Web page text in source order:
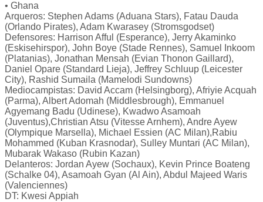
• Ghana
Arqueros: Stephen Adams (Aduana Stars), Fatau Dauda
(Orlando Pirates), Adam Kwarasey (Stromsgodset)
Defensores: Harrison Afful (Esperance), Jerry Akaminko
(Eskisehirspor), John Boye (Stade Rennes), Samuel Inkoom
(Platanias), Jonathan Mensah (Evian Thonon Gaillard),
Daniel Opare (Standard Lieja), Jeffrey Schluup (Leicester
City), Rashid Sumaila (Mamelodi Sundowns)
Mediocampistas: David Accam (Helsingborg), Afriyie Acquah
(Parma), Albert Adomah (Middlesbrough), Emmanuel
Agyemang Badu (Udinese), Kwadwo Asamoah
(Juventus),Christian Atsu (Vitesse Arnhem), Andre Ayew
(Olympique Marsella), Michael Essien (AC Milan),Rabiu
Mohammed (Kuban Krasnodar), Sulley Muntari (AC Milan),
Mubarak Wakaso (Rubin Kazan)
Delanteros: Jordan Ayew (Sochaux), Kevin Prince Boateng
(Schalke 04), Asamoah Gyan (Al Ain), Abdul Majeed Waris
(Valenciennes)
DT: Kwesi Appiah